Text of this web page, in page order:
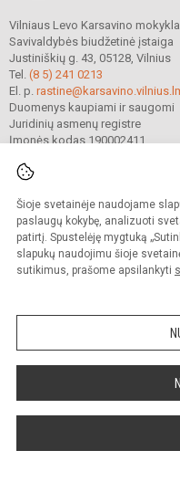
Šioje svetainėje naudojame
paslaugų kokybę, analizuoti
patirtį. Spustelėję mygtuką
slapukų naudojimu šioje
sutikimus, prašome apsilankyti
Vilniaus Levo Karsavino mokykla
Savivaldybės biudžetinė įstaiga
Justiniškių g. 43, 05128, Vilnius
Tel. (8 5) 241 0213
El. p.
Duomenys kaupiami ir saugomi
Juridinių asmenų registre
Įmonės kodas 190002411
© 2022. Vilniaus Levo
Kopijuoti turinį be raštiško
Prieinamumo
Sumanus būdas atnaujinti